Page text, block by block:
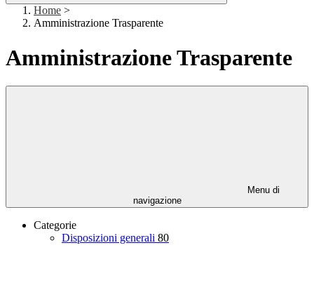
Home >
Amministrazione Trasparente
Amministrazione Trasparente
Menu di
navigazione
Categorie
Disposizioni generali 80